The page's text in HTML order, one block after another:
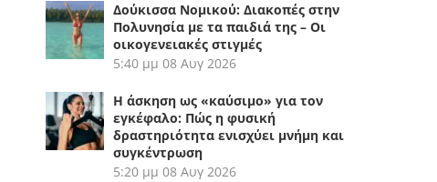
Δούκισσα Νομικού: Διακοπές στην
Πολυνησία με τα παιδιά της – Οι
οικογενειακές στιγμές
5:40 μμ 08 Αυγ 2026
Η άσκηση ως «καύσιμο» για τον
εγκέφαλο: Πώς η φυσική
δραστηριότητα ενισχύει μνήμη και
συγκέντρωση
5:20 μμ 08 Αυγ 2026